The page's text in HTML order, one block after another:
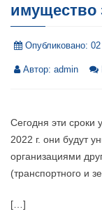
имущество
Опубликовано:
Автор: admin
Сегодня эти сроки
2022 г. они будут
организациями
(транспортного и
[…]